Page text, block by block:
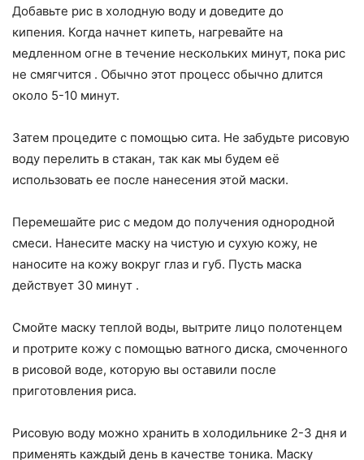
Добавьте рис в холодную воду и доведите до
кипения. Когда начнет кипеть, нагревайте на
медленном огне в течение нескольких минут, пока рис
не смягчится . Обычно этот процесс обычно длится
около 5-10 минут.
Затем процедите с помощью сита. Не забудьте рисовую
воду перелить в стакан, так как мы будем её
использовать ее после нанесения этой маски.
Перемешайте рис с медом до получения однородной
смеси. Нанесите маску на чистую и сухую кожу, не
наносите на кожу вокруг глаз и губ. Пусть маска
действует 30 минут .
Смойте маску теплой воды, вытрите лицо полотенцем
и протрите кожу с помощью ватного диска, смоченного
в рисовой воде, которую вы оставили после
приготовления риса.
Рисовую воду можно хранить в холодильнике 2-3 дня и
применять каждый день в качестве тоника. Маску